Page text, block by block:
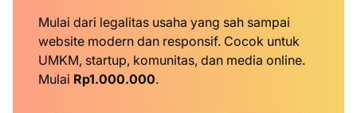
Mulai dari legalitas usaha yang sah sampai
website modern dan responsif. Cocok untuk
UMKM, startup, komunitas, dan media online.
Mulai Rp1.000.000.